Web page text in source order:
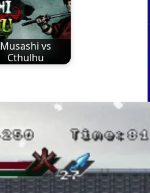
Musashi vs
Cthulhu